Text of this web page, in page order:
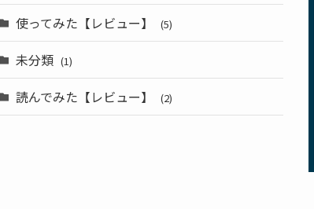
使ってみた【レビュー】 (5)
未分類 (1)
読んでみた【レビュー】 (2)